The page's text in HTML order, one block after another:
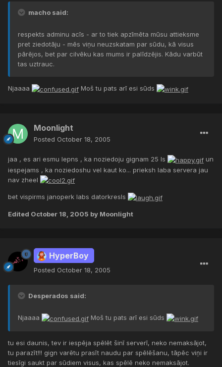
macho said:
respekts adminu acīs - ar to tiek apzīmēta mūsu attieksme
pret ziedotāju - mēs viņu neuzskatam par sūdu, kā visus
pārējos, bet par cilvēku kas mums ir palīdzējis. Kādu varbūt
tas uztrauc.
Njaaaa Moš tu pats arī esi sūds
Moonlight
Posted October 18, 2005
jaa , es ari esmu lepns , ka noziedoju gignam 25 ls
un
iespejams , ka noziedoshu vel kaut ko... prieksh laba servera jau
nav zheel
bet vispirms janoperk labs datorkresls
Edited October 18, 2005 by Moonlight
HyperBoy
Posted October 18, 2005
Desperados said:
Njaaaa Moš tu pats arī esi sūds
tu esi daunis, tev ir iespēja spēlēt šinī serverī, neko nemaksājot,
tu parazīt!!! gign varētu prasīt naudu par spēlēšanu, tāpēc viņi ir
tiesīgi saukt par sūdiem visus, kas spēlē neko nemaksājot.